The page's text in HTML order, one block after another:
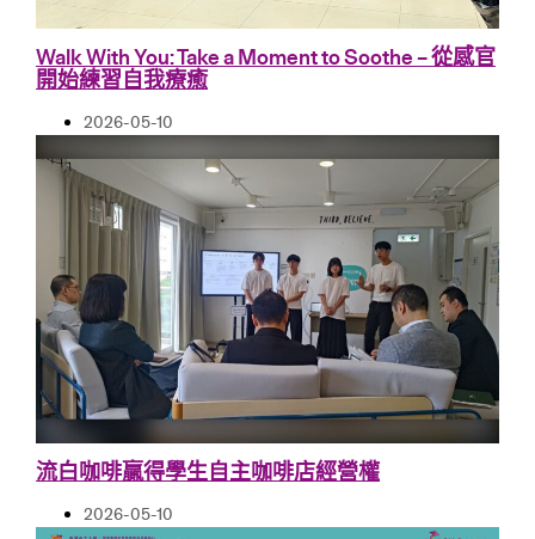
Walk With You: Take a Moment to Soothe – 從感官
開始練習自我療癒
2026-05-10
流白咖啡贏得學生自主咖啡店經營權
2026-05-10